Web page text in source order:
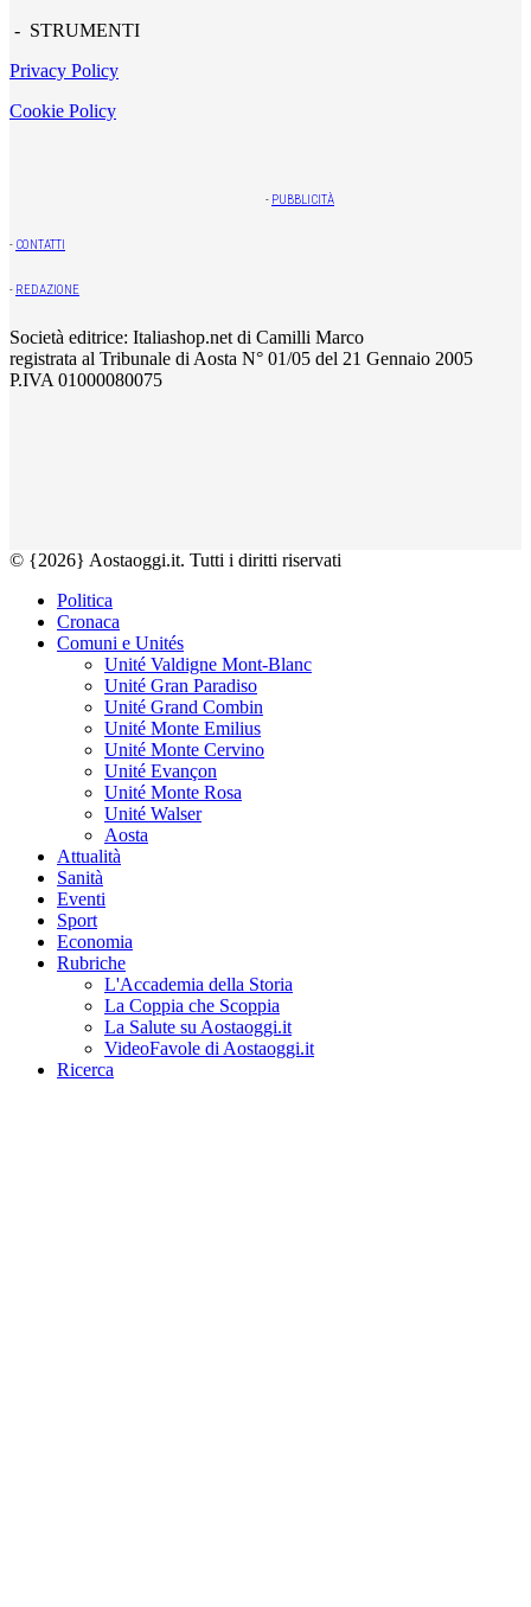
- STRUMENTI
Privacy Policy
Cookie Policy
- PUBBLICITÀ
- CONTATTI
- REDAZIONE
Società editrice: Italiashop.net di Camilli Marco
registrata al Tribunale di Aosta N° 01/05 del 21 Gennaio 2005
P.IVA 01000080075
© {2026} Aostaoggi.it. Tutti i diritti riservati
Politica
Cronaca
Comuni e Unités
Unité Valdigne Mont-Blanc
Unité Gran Paradiso
Unité Grand Combin
Unité Monte Emilius
Unité Monte Cervino
Unité Evançon
Unité Monte Rosa
Unité Walser
Aosta
Attualità
Sanità
Eventi
Sport
Economia
Rubriche
L'Accademia della Storia
La Coppia che Scoppia
La Salute su Aostaoggi.it
VideoFavole di Aostaoggi.it
Ricerca